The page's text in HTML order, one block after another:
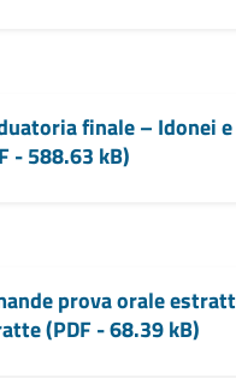
finale – Idonei
- 588.63 kB)
prova orale
(PDF - 68.39 kB)